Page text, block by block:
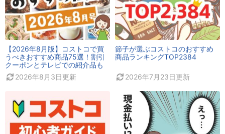
【2026年8月版】コストコで買
うべきおすすめ商品75選！割引
クーポンとテレビでの紹介品も
2026年8月3日更新
節子が選ぶコストコのおすすめ
商品ランキングTOP2384
2026年7月23日更新